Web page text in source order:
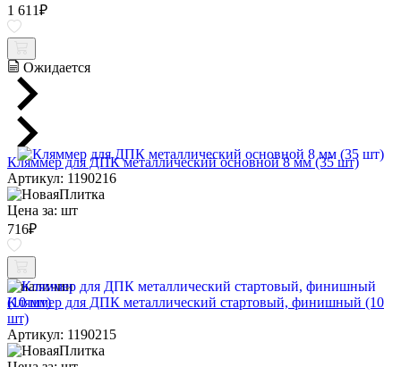
1 611₽
Ожидается
Кляммер для ДПК металлический основной 8 мм (35 шт)
Артикул: 1190216
Цена за: шт
716₽
В наличии
Кляммер для ДПК металлический стартовый, финишный (10
шт)
Артикул: 1190215